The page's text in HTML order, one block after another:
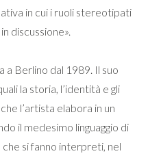
in cui i ruoli stereotipati
discussione».
a Berlino dal 1989. Il suo
la storia, l’identità e gli
l’artista elabora in un
il medesimo linguaggio di
si fanno interpreti, nel